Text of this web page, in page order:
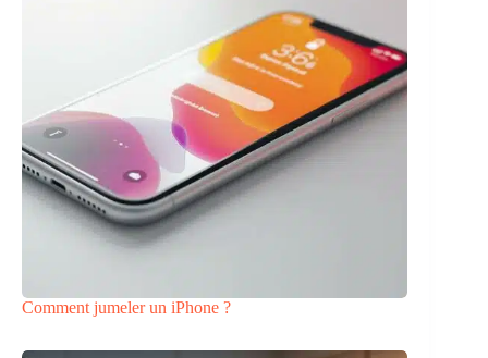
Comment jumeler un iPhone ?